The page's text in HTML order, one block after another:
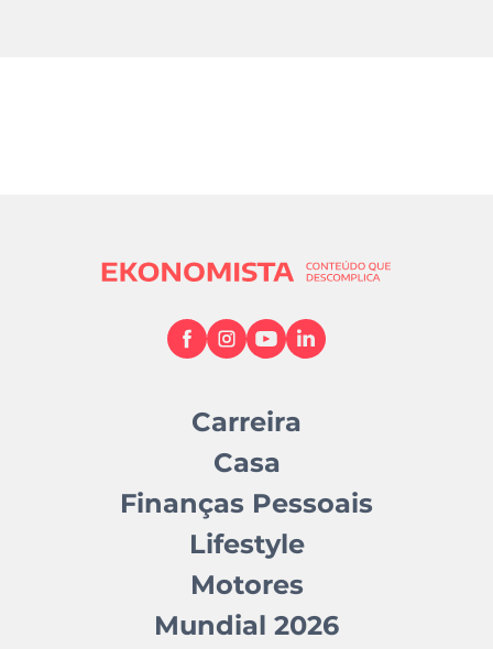
Carreira
Casa
Finanças Pessoais
Lifestyle
Motores
Mundial 2026